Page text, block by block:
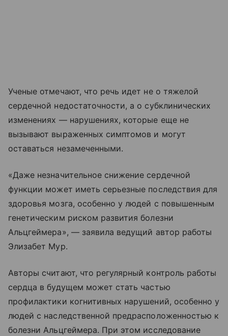
Ученые отмечают, что речь идет не о тяжелой
сердечной недостаточности, а о субклинических
изменениях — нарушениях, которые еще не
вызывают выраженных симптомов и могут
оставаться незамеченными.
«Даже незначительное снижение сердечной
функции может иметь серьезные последствия для
здоровья мозга, особенно у людей с повышенным
генетическим риском развития болезни
Альцгеймера», — заявила ведущий автор работы
Элизабет Мур.
Авторы считают, что регулярный контроль работы
сердца в будущем может стать частью
профилактики когнитивных нарушений, особенно у
людей с наследственной предрасположенностью к
болезни Альцгеймера. При этом исследование